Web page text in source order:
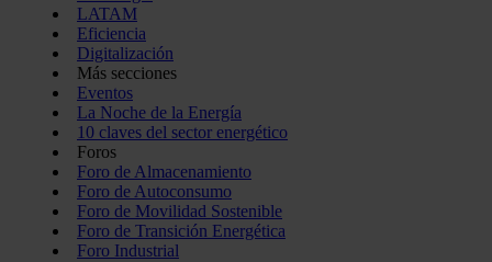
LATAM
Eficiencia
Digitalización
Más secciones
Eventos
La Noche de la Energía
10 claves del sector energético
Foros
Foro de Almacenamiento
Foro de Autoconsumo
Foro de Movilidad Sostenible
Foro de Transición Energética
Foro Industrial